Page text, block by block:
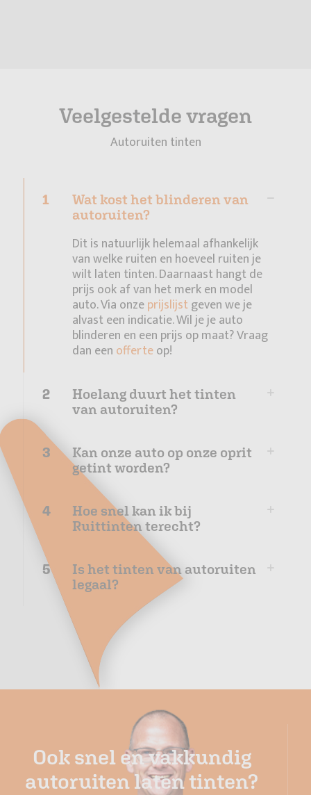
Veelgestelde vragen
Autoruiten tinten
1
Wat kost het blinderen van
autoruiten?
Dit is natuurlijk helemaal afhankelijk
van welke ruiten en hoeveel ruiten je
wilt laten tinten. Daarnaast hangt de
prijs ook af van het merk en model
auto. Via onzeprijslijstgeven we je
alvast een indicatie. Wil je je auto
blinderen en een prijs op maat? Vraag
dan een offerteop!
2
Hoelang duurt het tinten
van autoruiten?
3
Kan onze auto op onze oprit
getint worden?
4
Hoe snel kan ik bij
Ruittinten terecht?
5
Is het tinten van autoruiten
legaal?
Ook snel en vakkundig
autoruiten laten tinten?